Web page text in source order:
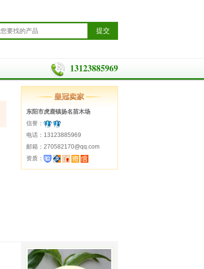
13123885969
东阳市虎鹿镇扬名苗木场
信誉：
电话：13123885969
邮箱：270582170@qq.com
资质：